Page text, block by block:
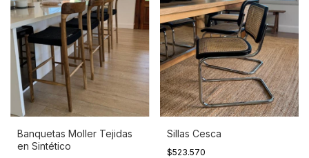
Banquetas Moller Tejidas
en Sintético
Sillas Cesca
$523.570